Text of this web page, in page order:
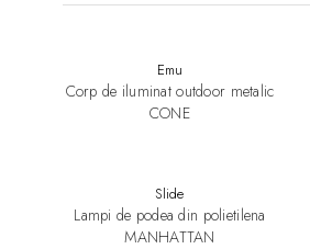
Emu
Corp de iluminat outdoor metalic
CONE
Slide
Lampi de podea din polietilena
MANHATTAN